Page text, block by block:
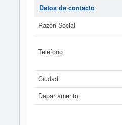
Datos de contacto
Razón Social
Teléfono
Ciudad
Departamento